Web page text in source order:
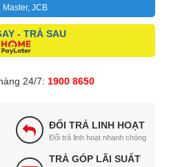
Master, JCB
- TRẢ SAU
24/7: 1900 8650
ĐỔI TRẢ LINH HOẠT
Đổi trả linh hoạt nhanh chóng
TRẢ GÓP LÃI SUẤT